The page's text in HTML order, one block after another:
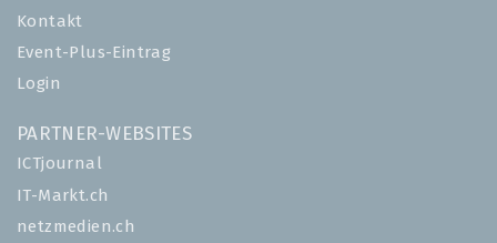
Kontakt
Event-Plus-Eintrag
Login
PARTNER-WEBSITES
ICTjournal
IT-Markt.ch
netzmedien.ch